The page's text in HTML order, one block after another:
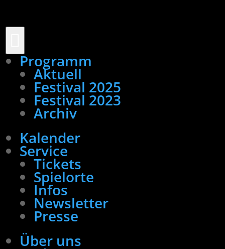
Programm
Aktuell
Festival 2025
Festival 2023
Archiv
Kalender
Service
Tickets
Spielorte
Infos
Newsletter
Presse
Über uns